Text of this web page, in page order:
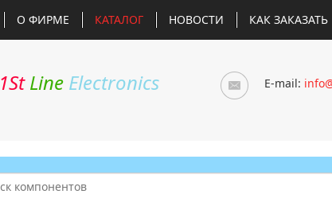
О ФИРМЕ КАТАЛОГ НОВОСТИ КАК ЗАКАЗАТЬ
1St Line Electronics E-mail: